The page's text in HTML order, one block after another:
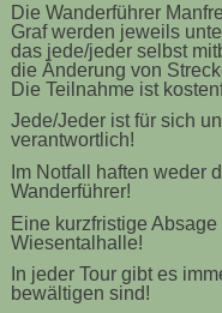
Die Wanderführer
Graf werden jeweils
das jede/jeder selbst
die Änderung von
Die Teilnahme ist
Jede/Jeder ist für sich
verantwortlich!
Im Notfall haften weder
Wanderführer!
Eine kurzfristige
Wiesentalhalle!
In jeder Tour gibt es
bewältigen sind!